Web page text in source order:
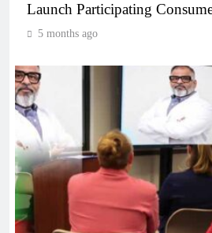
Launch Participating
5 months ago